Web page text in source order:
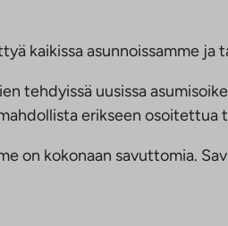
kaikissa asunnoissamme ja
tehdyissä uusissa
erikseen
on kokonaan savuttomia.